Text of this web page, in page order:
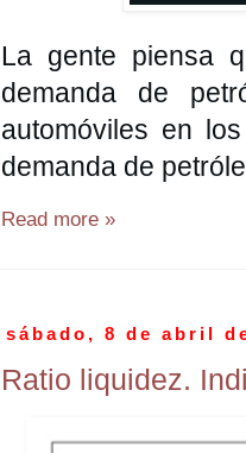
La gente piensa
demanda de
automóviles en
demanda de
Read more »
sábado, 8 de abril
Ratio liquidez.